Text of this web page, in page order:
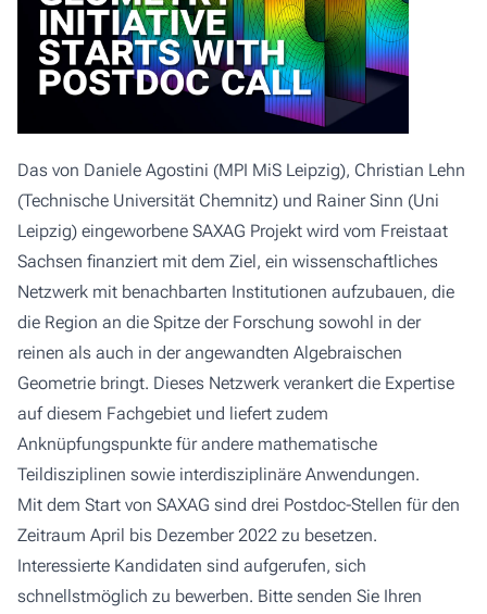
Das von Daniele Agostini (MPI MiS Leipzig), Christian Lehn
(Technische Universität Chemnitz) und Rainer Sinn (Uni
Leipzig) eingeworbene SAXAG Projekt wird vom Freistaat
Sachsen finanziert mit dem Ziel, ein wissenschaftliches
Netzwerk mit benachbarten Institutionen aufzubauen, die
die Region an die Spitze der Forschung sowohl in der
reinen als auch in der angewandten Algebraischen
Geometrie bringt. Dieses Netzwerk verankert die Expertise
auf diesem Fachgebiet und liefert zudem
Anknüpfungspunkte für andere mathematische
Teildisziplinen sowie interdisziplinäre Anwendungen.
Mit dem Start von SAXAG sind drei Postdoc-Stellen für den
Zeitraum April bis Dezember 2022 zu besetzen.
Interessierte Kandidaten sind aufgerufen, sich
schnellstmöglich zu bewerben. Bitte senden Sie Ihren